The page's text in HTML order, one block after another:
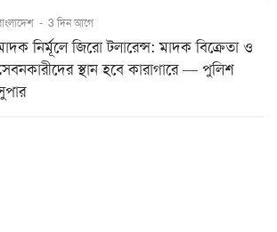
- 3 দিন আগে
নির্মূলে জিরো টলারেন্স: মাদক বিক্রেতা ও
স্থান হবে কারাগারে — পুলিশ